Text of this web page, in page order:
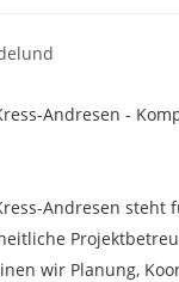
Andresen -
Andresen
wir Planung,